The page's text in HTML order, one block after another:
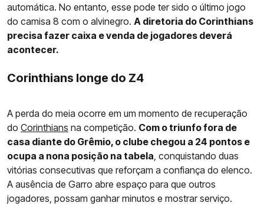
automática. No entanto, esse pode ter sido o último jogo
do camisa 8 com o alvinegro. A diretoria do Corinthians
precisa fazer caixa e venda de jogadores deverá
acontecer.
Corinthians longe do Z4
A perda do meia ocorre em um momento de recuperação
do Corinthians na competição. Com o triunfo fora de
casa diante do Grêmio, o clube chegou a 24 pontos e
ocupa a nona posição na tabela , conquistando duas
vitórias consecutivas que reforçam a confiança do elenco.
A ausência de Garro abre espaço para que outros
jogadores, possam ganhar minutos e mostrar serviço.